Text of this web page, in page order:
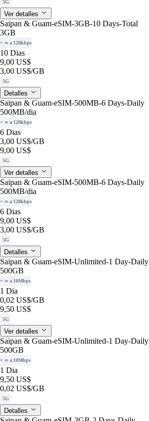
5G
Ver detalles
Saipan & Guam-eSIM-3GB-10 Days-Total
3GB
+ ∞ a 128kbps
10 Dias
9,00 US$
3,00 US$/GB
5G
Detalles
Saipan & Guam-eSIM-500MB-6 Days-Daily
500MB/dia
+ ∞ a 128kbps
6 Dias
3,00 US$/GB
9,00 US$
5G
Ver detalles
Saipan & Guam-eSIM-500MB-6 Days-Daily
500MB/dia
+ ∞ a 128kbps
6 Dias
9,00 US$
3,00 US$/GB
5G
Detalles
Saipan & Guam-eSIM-Unlimited-1 Day-Daily
500GB
+ ∞ a 10Mbps
1 Dia
0,02 US$/GB
9,50 US$
5G
Ver detalles
Saipan & Guam-eSIM-Unlimited-1 Day-Daily
500GB
+ ∞ a 10Mbps
1 Dia
9,50 US$
0,02 US$/GB
5G
Detalles